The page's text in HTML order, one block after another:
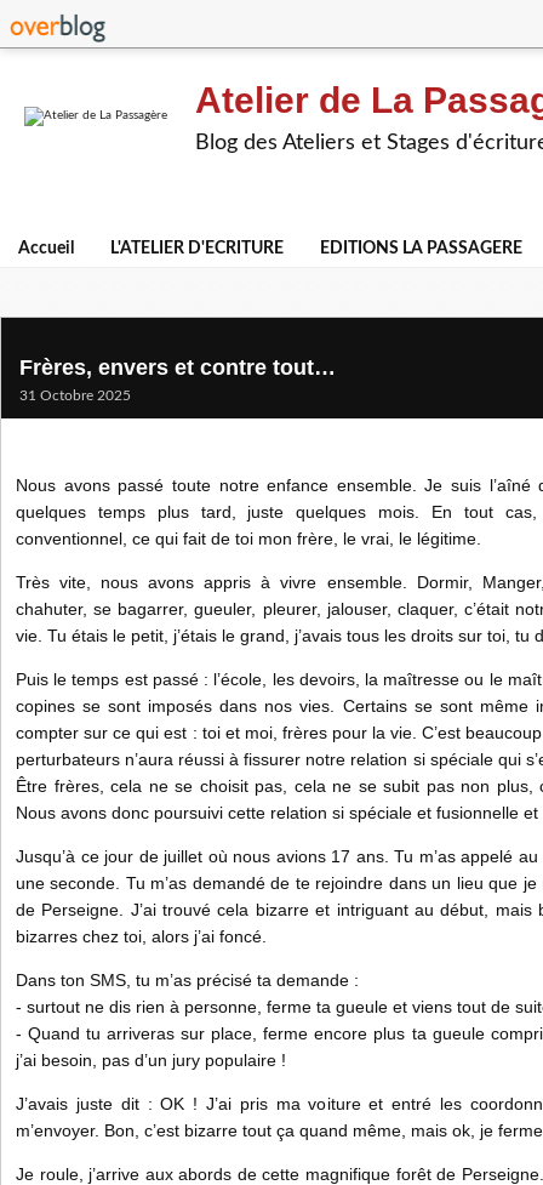
Atelier de La
Blog des Ateliers et Stages
Accueil L'ATELIER D'ECRITURE EDITIONS LA PASSAGERE
Frères, envers et contre tout…
31 Octobre 2025
Nous avons passé toute notre enfance ensemble. Je suis
quelques temps plus tard, juste quelques mois. En tout
conventionnel, ce qui fait de toi mon frère, le vrai, le légitime.
Très vite, nous avons appris à vivre ensemble. Dormir,
chahuter, se bagarrer, gueuler, pleurer, jalouser, claquer, c’était
vie. Tu étais le petit, j’étais le grand, j’avais tous les droits sur toi, tu
Puis le temps est passé : l’école, les devoirs, la maîtresse ou le
copines se sont imposés dans nos vies. Certains se sont même
compter sur ce qui est : toi et moi, frères pour la vie. C’est
perturbateurs n’aura réussi à fissurer notre relation si spéciale qui
Être frères, cela ne se choisit pas, cela ne se subit pas non plus,
Nous avons donc poursuivi cette relation si spéciale et fusionnelle
Jusqu’à ce jour de juillet où nous avions 17 ans. Tu m’as appelé
une seconde. Tu m’as demandé de te rejoindre dans un lieu que
de Perseigne. J’ai trouvé cela bizarre et intriguant au début, mais
bizarres chez toi, alors j’ai foncé.
Dans ton SMS, tu m’as précisé ta demande :
- surtout ne dis rien à personne, ferme ta gueule et viens tout de
- Quand tu arriveras sur place, ferme encore plus ta gueule
j’ai besoin, pas d’un jury populaire !
J’avais juste dit : OK ! J’ai pris ma voiture et entré les
m’envoyer. Bon, c’est bizarre tout ça quand même, mais ok, je
Je roule, j’arrive aux abords de cette magnifique forêt de